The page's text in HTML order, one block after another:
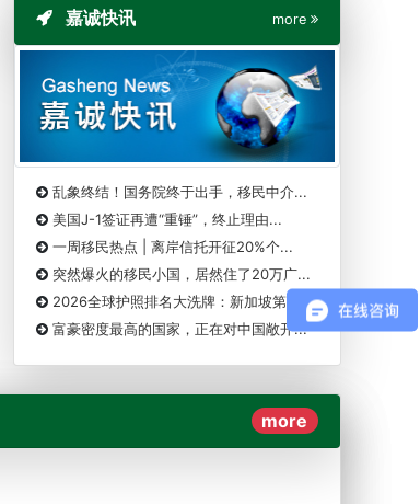
嘉诚快讯 more
乱象终结！国务院终于出手，移民中介...
美国J-1签证再遭“重锤”，终止理由...
一周移民热点 | 离岸信托开征20%个...
突然爆火的移民小国，居然住了20万广...
2026全球护照排名大洗牌：新加坡第一...
富豪密度最高的国家，正在对中国敞开...
more